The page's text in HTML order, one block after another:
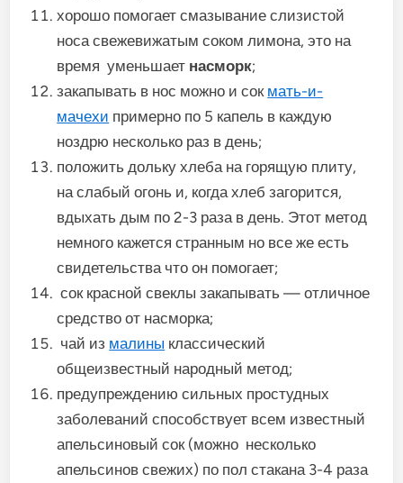
хорошо помогает смазывание слизистой
носа свежевижатым соком лимона, это на
время уменьшает насморк;
закапывать в нос можно и сок мать-и-
мачехи примерно по 5 капель в каждую
ноздрю несколько раз в день;
положить дольку хлеба на горящую плиту,
на слабый огонь и, когда хлеб загорится,
вдыхать дым по 2-3 раза в день. Этот метод
немного кажется странным но все же есть
свидетельства что он помогает;
сок красной свеклы закапывать — отличное
средство от насморка;
чай из малины классический
общеизвестный народный метод;
предупреждению сильных простудных
заболеваний способствует всем известный
апельсиновый сок (можно несколько
апельсинов свежих) по пол стакана 3-4 раза